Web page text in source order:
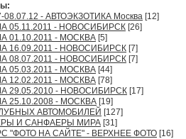
08.07.12 - АВТОЭКЗОТИКА Москва [12]
05.11.2011 - НОВОСИБИРСК [26]
01.10.2011 - МОСКВА [5]
16.09.2011 - НОВОСИБИРСК [7]
08.07.2011 - НОВОСИБИРСК [7]
05.03.2011 - МОСКВА [44]
12.02.2011 - МОСКВА [78]
29.05.2010 - НОВОСИБИРСК [17]
25.10.2008 - МОСКВА [19]
АВТОМОБИЛЕЙ [127]
И САНФАЕРЫ МИРА [31]
"ФОТО НА САЙТЕ" - ВЕРХНЕЕ ФОТО [16]